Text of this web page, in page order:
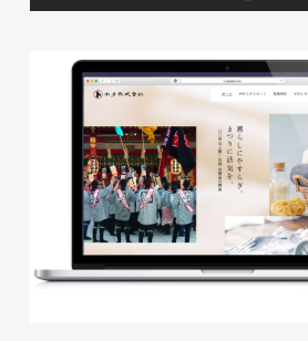
サイ
ECサ
#レス